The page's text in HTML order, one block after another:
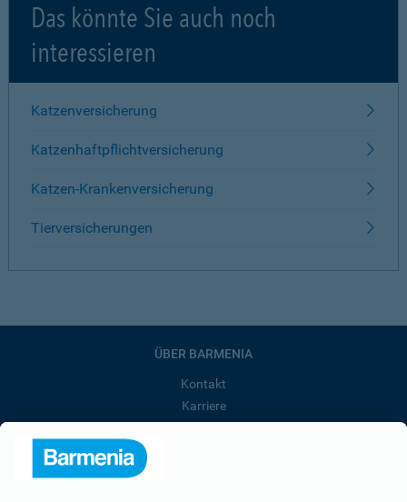
Das könnte Sie auch noch
interessieren
Katzenversicherung
Katzenhaftpflichtversicherung
Katzen-Krankenversicherung
Tierversicherungen
ÜBER BARMENIA
Kontakt
Karriere